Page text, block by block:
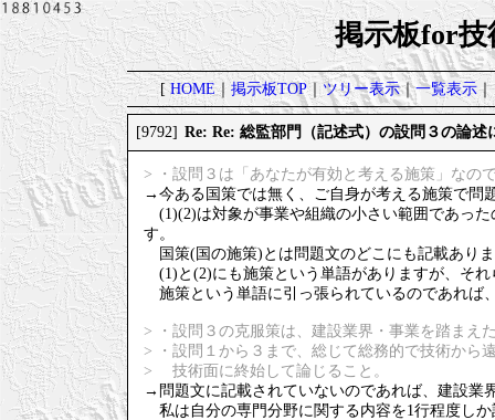
掲示板for技
[HOME｜掲示板TOP｜ツリー表示｜一覧表示｜
[9792] Re: Re: 総監部門（記述式）の設問３の論述
> ・設問３は「あなたが有効と考える施策」なの
→今ある国策では無く、ご自身が考える施策で問
(1)(2)は対象が事業や組織の小さい範囲であっ
す。
国策(国の施策)とは問題文のどこにも記載あり
(1)と(2)にも施策という単語がありますが、そ
施策という単語に引っ張られているのであれば
> ・設問３の克服策は、建設業界・事業を踏まえ
> ・設問１から３まで、総じて総務的で技術から
> 技術面に終始して論じること。
→問題文に記載されていないのであれば、建設業
私は自分の専門分野に関する内容を1行程度し